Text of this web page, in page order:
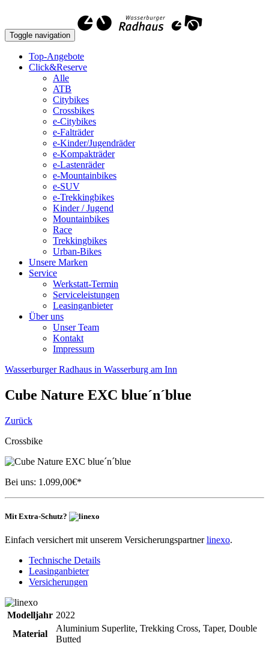
Toggle navigation
Top-Angebote
Click&Reserve
Alle
ATB
Citybikes
Crossbikes
e-Citybikes
e-Falträder
e-Kinder/Jugendräder
e-Kompakträder
e-Lastenräder
e-Mountainbikes
e-SUV
e-Trekkingbikes
Kinder / Jugend
Mountainbikes
Race
Trekkingbikes
Urban-Bikes
Unsere Marken
Service
Werkstatt-Termin
Serviceleistungen
Leasinganbieter
Über uns
Unser Team
Kontakt
Impressum
Wasserburger Radhaus in Wasserburg am Inn
Cube Nature EXC blue´n´blue
Zurück
Crossbike
Bei uns: 1.099,00€*
Mit Extra-Schutz?
Einfach versichert mit unserem Versicherungspartnerlinexo.
Technische Details
Leasinganbieter
Versicherungen
Modelljahr 2022
Material
Aluminium Superlite, Trekking Cross, Taper, Double
Butted